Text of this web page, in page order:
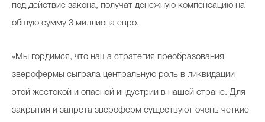
под действие закона, получат денежную компенсацию на
общую сумму 3 миллиона евро.
«Мы гордимся, что наша стратегия преобразования
зверофермы сыграла центральную роль в ликвидации
этой жестокой и опасной индустрии в нашей стране. Для
закрытия и запрета звероферм существуют очень четкие